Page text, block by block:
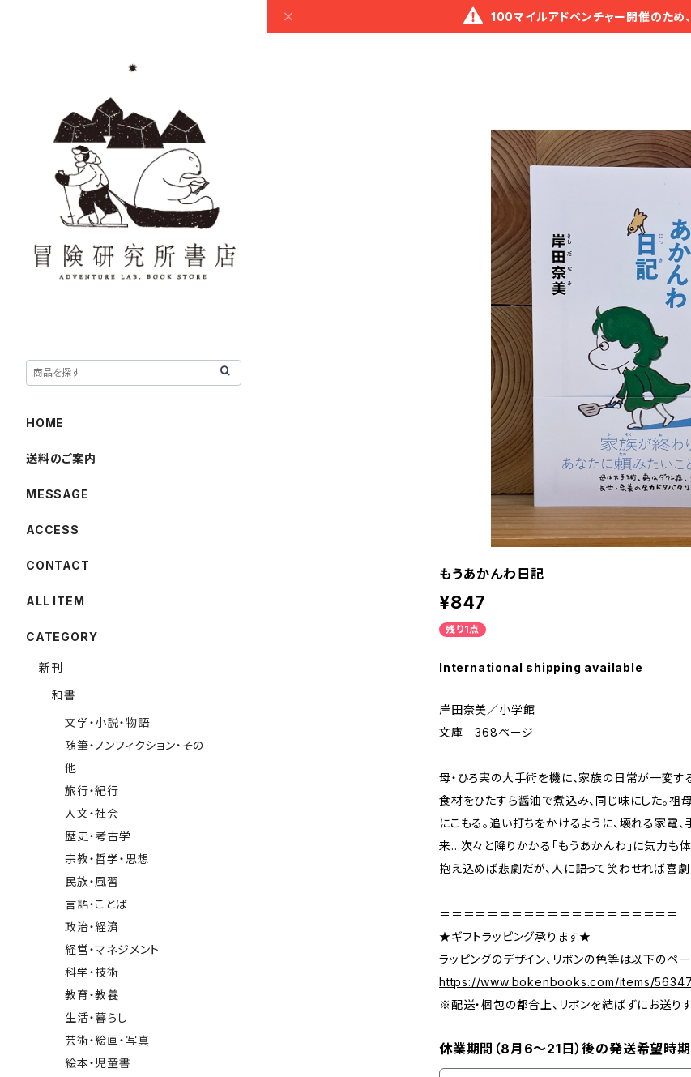
100マイルアドベンチャー開催のため
もうあかんわ日記
¥847
残り1点
International shipping available
岸田奈美／小学館
文庫 368ページ
母・ひろ実の大手術を機に、家族の日常が一変す
食材をひたすら醤油で煮込み、同じ味にした。祖
にこもる。追い打ちをかけるように、壊れる家電
来…次々と降りかかる「もうあかんわ」に気力も
抱え込めば悲劇だが、人に語って笑わせれば喜劇
＝＝＝＝＝＝＝＝＝＝＝＝＝＝＝＝＝＝＝＝
★ギフトラッピング承ります★
ラッピングのデザイン、リボンの色等は以下のペ
https://www.bokenbooks.com/items/
※配送・梱包の都合上、リボンを結ばずにお送り
休業期間（8月6〜21日）後の発送希望時
HOME
送料のご案内
MESSAGE
ACCESS
CONTACT
ALL ITEM
CATEGORY
新刊
和書
文学・小説・物語
随筆・ノンフィクション・その
他
旅行・紀行
人文・社会
歴史・考古学
宗教・哲学・思想
民族・風習
言語・ことば
政治・経済
経営・マネジメント
科学・技術
教育・教養
生活・暮らし
芸術・絵画・写真
絵本・児童書